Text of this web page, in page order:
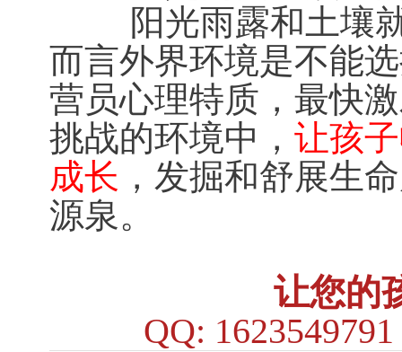
阳光雨露和土壤就
而言外界环境是不能
营员心理特质，最快
挑战的环境中， 让孩
成长 ，发掘和舒展生
源泉。
让您的
QQ: